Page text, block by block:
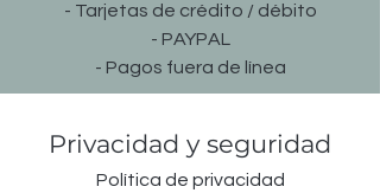
- Tarjetas de crédito / débito
- PAYPAL
- Pagos fuera de línea
Privacidad y seguridad
Política de privacidad